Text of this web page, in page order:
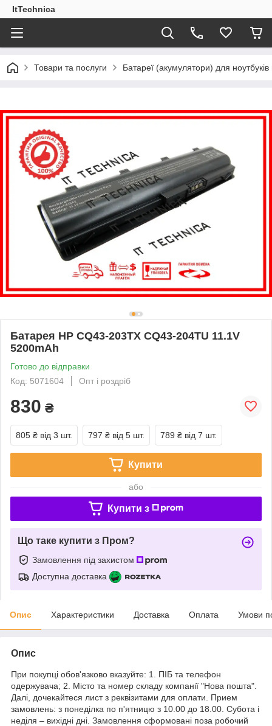
ItTechnica
Товари та послуги Батареї (акумулятори) для
Батарея HP CQ43-203TX CQ43-204TU 11.1V
5200mAh
Готово до відправки
Код: 5071604
Опт і роздріб
830 ₴
805 ₴ від 3 шт. 797 ₴ від 5 шт. 789 ₴ від 7 шт.
Купити
або
Купити з
Що таке купити з Пром?
Замовлення під захистом
Доступна доставка
Опис Характеристики Доставка Оплата Умови
Опис
При покупці обов'язково вказуйте: 1. ПІБ та телефон
одержувача; 2. Місто та номер складу компанії "Нова пошта".
Далі, дочекайтеся лист з реквізитами для оплати. Прием
замовлень: з понеділка по п'ятницю з 10.00 до 18.00. Субота і
неділя – вихідні дні. Замовлення сформовані поза робочий